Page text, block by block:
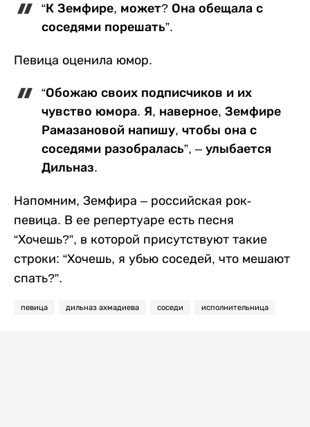
“К Земфире, может? Она обещала с
соседями порешать”.
Певица оценила юмор.
“Обожаю своих подписчиков и их
чувство юмора. Я, наверное, Земфире
Рамазановой напишу, чтобы она с
соседями разобралась”, – улыбается
Дильназ.
Напомним, Земфира – российская рок-
певица. В ее репертуаре есть песня
“Хочешь?”, в которой присутствуют такие
строки: “Хочешь, я убью соседей, что мешают
спать?”.
певица дильназ ахмадиева соседи исполнительница